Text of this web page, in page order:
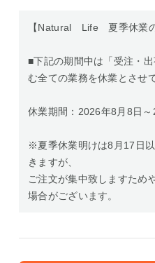
【Natural Life 夏季休業の
■下記の期間中は「受注・
む全ての業務を休業とさせ
休業期間：2026年8月8日
※夏季休業明けは8月17日
きますが、
ご注文が集中致しますため
場合がございます。